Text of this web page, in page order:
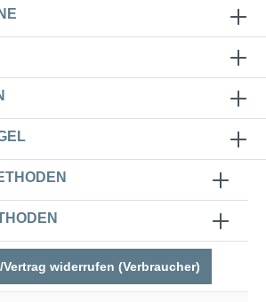
widerrufen (Verbraucher)